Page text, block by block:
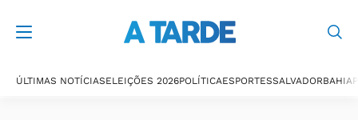
ÚLTIMAS NOTÍCIASELEIÇÕES 2026POLÍTICAESPORTESSALVADORBAHIA